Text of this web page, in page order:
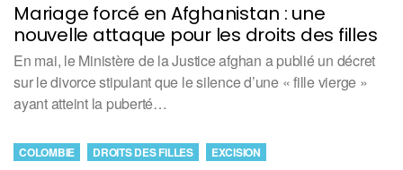
Mariage forcé en Afghanistan : une
nouvelle attaque pour les droits des filles
En mai, le Ministère de la Justice afghan a publié un décret
sur le divorce stipulant que le silence d’une « fille vierge »
ayant atteint la puberté…
COLOMBIE DROITS DES FILLES EXCISION